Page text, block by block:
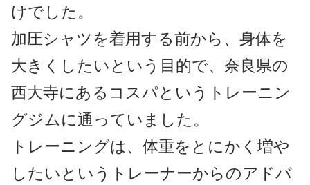
けでした。
加圧シャツを着用する前から、身体を
大きくしたいという目的で、奈良県の
西大寺にあるコスパというトレーニン
グジムに通っていました。
トレーニングは、体重をとにかく増や
したいというトレーナーからのアドバ